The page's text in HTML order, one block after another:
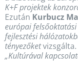
K+F projektek
Ezután Kurbucz
európai
fejlesztési
tényezőketvizsgálta.
„Kultúrával